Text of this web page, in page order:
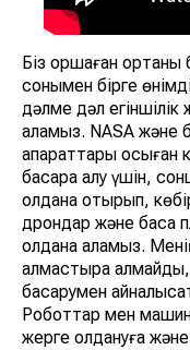
Біз қоршаған ортаны
сонымен бірге
дәлме дәл
аламыз. NASA және
ақпараттары
басқара алу үшін,
қолдана отырып,
дрондар және басқа
қолдана аламыз.
алмастыра алмайды,
басқарумен
Роботтар мен
жерге қолдануға